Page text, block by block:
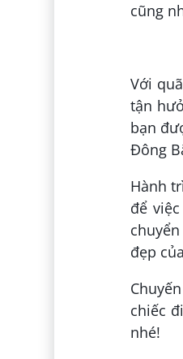
cũng
Với
tận
bạn
Đông
Hành
để
đẹp
chiếc
nhé!